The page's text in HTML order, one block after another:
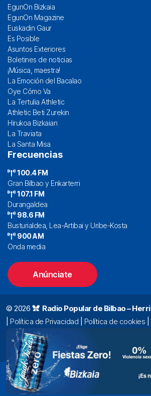
EgunOn Bizkaia
EgunOn Magazine
Euskadin Gaur
Es Posible
Asuntos Exteriores
Boletines de noticias
¡Música, maestra!
La Emoción del Bacalao
Oye Cómo Va
La Tertulia Athletic
Athletic Beti Zurekin
Hirukoa Bizkaian
La Traviata
La Santa Misa
Frecuencias
100.4 FM
Gran Bilbao y Enkarterri
107.1 FM
Durangaldea
98.6 FM
Busturialdea, Lea-Artibai y Uribe-Kosta
900 AM
Onda media
Anúnciate
© 2026 Radio Popular de Bilbao –
Política de Privacidad Política de cookies
Alda. Mazarredo, 47 – 7º 48009 Bilbao |
oyentes@radiopopular.com